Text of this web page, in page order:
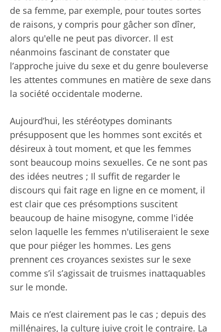
de sa femme, par exemple, pour toutes sortes
de raisons, y compris pour gâcher son dîner,
alors qu'elle ne peut pas divorcer. Il est
néanmoins fascinant de constater que
l’approche juive du sexe et du genre bouleverse
les attentes communes en matière de sexe dans
la société occidentale moderne.
Aujourd’hui, les stéréotypes dominants
présupposent que les hommes sont excités et
désireux à tout moment, et que les femmes
sont beaucoup moins sexuelles. Ce ne sont pas
des idées neutres ; Il suffit de regarder le
discours qui fait rage en ligne en ce moment, il
est clair que ces présomptions suscitent
beaucoup de haine misogyne, comme l'idée
selon laquelle les femmes n'utiliseraient le sexe
que pour piéger les hommes. Les gens
prennent ces croyances sexistes sur le sexe
comme s’il s’agissait de truismes inattaquables
sur le monde.
Mais ce n’est clairement pas le cas ; depuis des
millénaires, la culture juive croit le contraire. La